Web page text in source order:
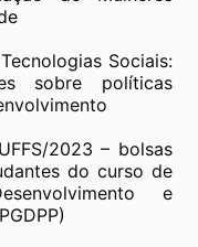
Sociais:
sobre políticas
2023 – bolsas
do curso de
e